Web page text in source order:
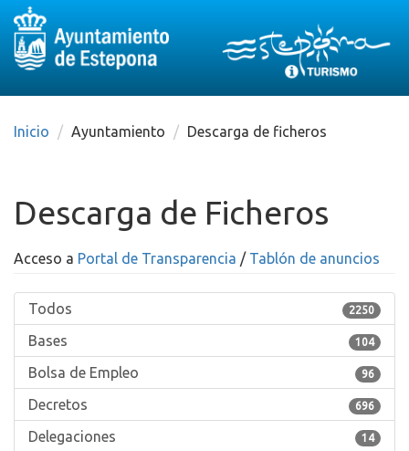
nuestra
página
Inicio Ayuntamiento Descarga de ficheros
Descarga de Ficheros
Acceso a Portal de Transparencia / Tablón de anuncios
2250
Todos
104
Bases
96
Bolsa de Empleo
696
Decretos
14
Delegaciones